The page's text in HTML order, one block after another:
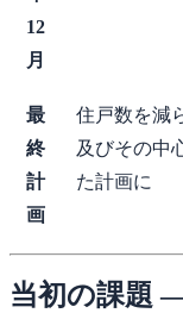
12
月
最
終
計
画
住戸数を減
及びその中
た計画に
当初の課題